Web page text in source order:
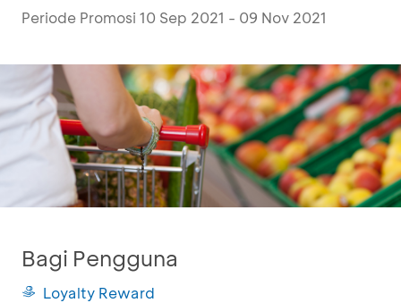
Periode Promosi 10 Sep 2021 - 09 Nov 2021
Bagi Pengguna
Loyalty Reward